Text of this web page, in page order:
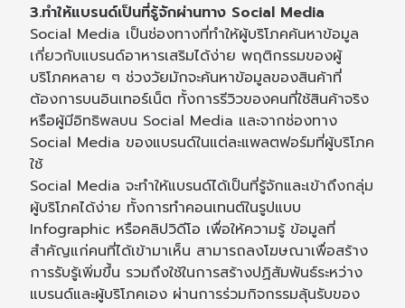
3.ทำให้แบรนด์เป็นที่รู้จักผ่านทาง Social Media
Social Media เป็นช่องทางที่ทำให้ผู้บริโภคค้นหาข้อมูล
เกี่ยวกับแบรนด์อาหารเสริมได้ง่าย พฤติกรรมของผู้
บริโภคหลาย ๆ ช่วงวัยมักจะค้นหาข้อมูลของสินค้าที่
ต้องการบนอินเทอร์เน็ต ทั้งการรีวิวของคนที่ใช้สินค้าจริง
หรือผู้มีอิทธิพลบน Social Media และจากช่องทาง
Social Media ของแบรนด์ในแต่ละแพลตฟอร์มที่ผู้บริโภค
ใช้
Social Media จะทำให้แบรนด์ได้เป็นที่รู้จักและเข้าถึงกลุ่ม
ผู้บริโภคได้ง่าย ทั้งการทำคอนเทนต์ในรูปแบบ
Infographic หรือคลิปวิดีโอ เพื่อให้ความรู้ ข้อมูลที่
สำคัญแก่คนที่ได้เข้ามาเห็น สามารถลงโฆษณาเพื่อสร้าง
การรับรู้เพิ่มขึ้น รวมถึงใช้ในการสร้างปฏิสัมพันธ์ระหว่าง
แบรนด์และผู้บริโภคเอง ผ่านการร่วมกิจกรรมลุ้นรับของ